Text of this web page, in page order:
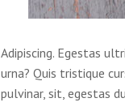
Adipiscing. Egestas
urna? Quis tristique
pulvinar, sit, egestas